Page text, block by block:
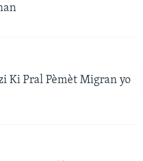
Ki Pral Pèmèt Migran yo